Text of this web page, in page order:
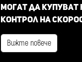
могат да купуват
контрол на
Вижте повече